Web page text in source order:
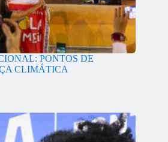
PONTOS DE
CLIMÁTICA